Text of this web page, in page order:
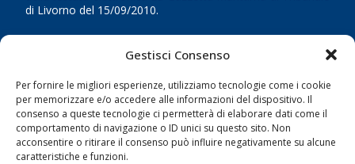
Gestisci Consenso
Per fornire le migliori esperienze, utilizziamo tecnologie come i cookie
per memorizzare e/o accedere alle informazioni del dispositivo. Il
consenso a queste tecnologie ci permetterà di elaborare dati come il
comportamento di navigazione o ID unici su questo sito. Non
acconsentire o ritirare il consenso può influire negativamente su alcune
caratteristiche e funzioni.
di Livorno del 15/09/2010.
Shipping
Porti/Interporti
Trasporti